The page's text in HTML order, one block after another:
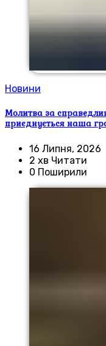
Новини
Молитва за
приєднується наша
16 Липня, 2026
2 хв Читати
0 Поширили